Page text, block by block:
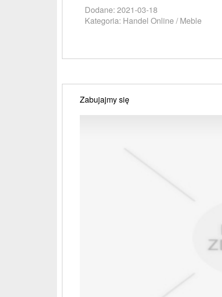
Dodane: 2021-03-18
Kategoria: Handel Online / Meble
Zabujajmy się